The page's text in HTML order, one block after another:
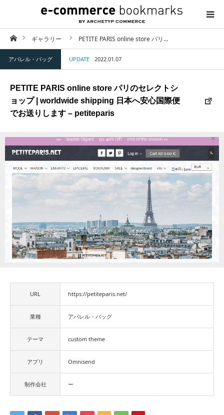
ホームギャラリー PETITE PARIS online store パリ…
アパレル・バッグ UPDATE 2022.01.07
PETITE PARIS online store パリのセレクトシ
ョップ | worldwide shipping 日本へ安心国際便
でお送りします – petiteparis
URL https://petiteparis.net/
業種 アパレル・バッグ
テーマ custom theme
アプリ Omnisend
制作会社 ー
TOP
ABOUT
CATEGORY